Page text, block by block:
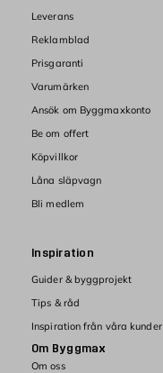
Leverans
Reklamblad
Prisgaranti
Varumärken
Ansök om Byggmaxkonto
Be om offert
Köpvillkor
Låna släpvagn
Bli medlem
Inspiration
Guider & byggprojekt
Tips & råd
Inspiration från våra kunder
Om Byggmax
Om oss